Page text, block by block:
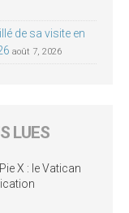
de sa visite en
août 7, 2026
LUES
X : le Vatican